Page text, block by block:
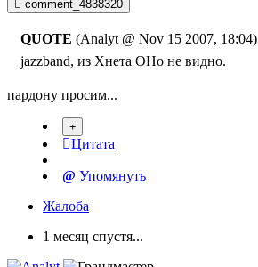
comment_4838320
QUOTE (Analyt @ Nov 15 2007, 18:04)
jazzband, из Хнета ОНо не видно.
пардону просим...
Цитата
Упомянуть
Жалоба
1 месяц спустя...